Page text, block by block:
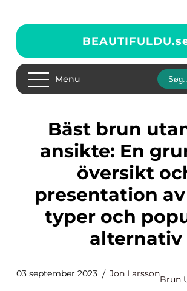
BEAUTIFULDU.
Menu
Bäst brun utan sol
ansikte: En
översikt
presentation
typer och
alternativ
03 september 2023 Jon Larsson
Brun